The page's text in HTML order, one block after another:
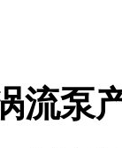
流泵